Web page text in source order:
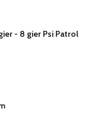
- 8 gier Psi Patrol